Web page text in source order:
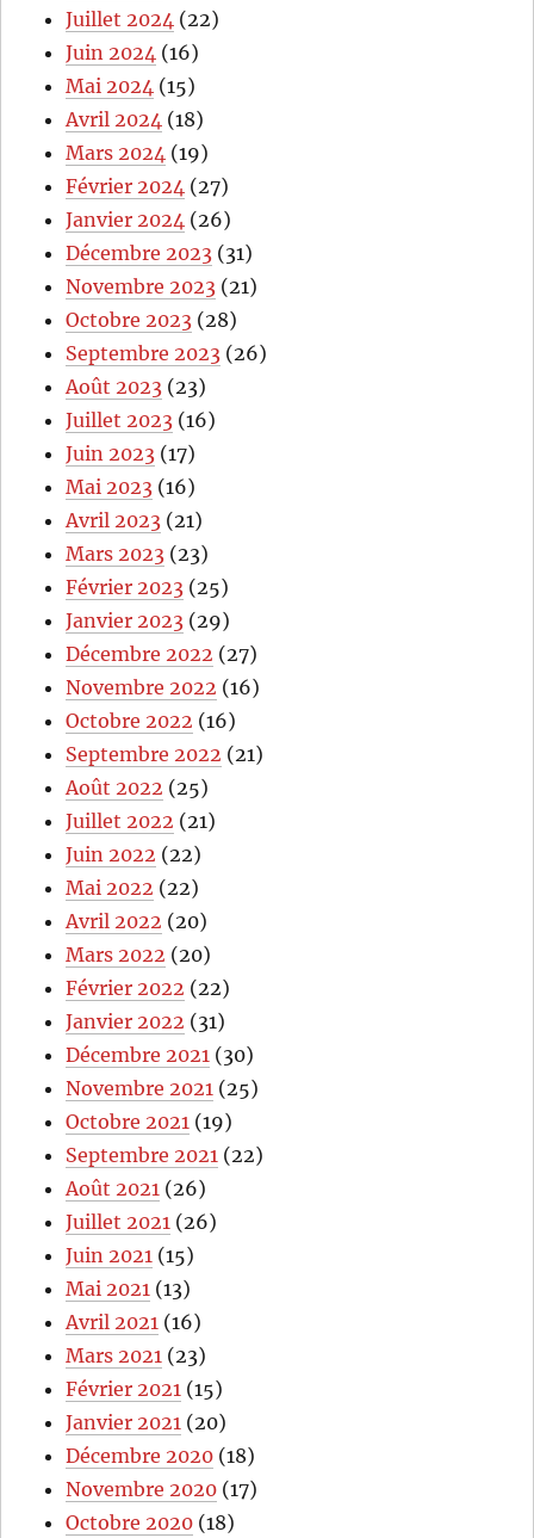
Juillet 2024 (22)
Juin 2024 (16)
Mai 2024 (15)
Avril 2024 (18)
Mars 2024 (19)
Février 2024 (27)
Janvier 2024 (26)
Décembre 2023 (31)
Novembre 2023 (21)
Octobre 2023 (28)
Septembre 2023 (26)
Août 2023 (23)
Juillet 2023 (16)
Juin 2023 (17)
Mai 2023 (16)
Avril 2023 (21)
Mars 2023 (23)
Février 2023 (25)
Janvier 2023 (29)
Décembre 2022 (27)
Novembre 2022 (16)
Octobre 2022 (16)
Septembre 2022 (21)
Août 2022 (25)
Juillet 2022 (21)
Juin 2022 (22)
Mai 2022 (22)
Avril 2022 (20)
Mars 2022 (20)
Février 2022 (22)
Janvier 2022 (31)
Décembre 2021 (30)
Novembre 2021 (25)
Octobre 2021 (19)
Septembre 2021 (22)
Août 2021 (26)
Juillet 2021 (26)
Juin 2021 (15)
Mai 2021 (13)
Avril 2021 (16)
Mars 2021 (23)
Février 2021 (15)
Janvier 2021 (20)
Décembre 2020 (18)
Novembre 2020 (17)
Octobre 2020 (18)